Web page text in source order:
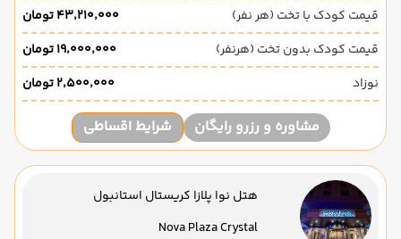
قیمت کودک با تخت (هر نفر)
۴۳٬۲۱۰٬۰۰۰ تومان
قیمت کودک بدون تخت (هرنفر)
۱۹٬۰۰۰٬۰۰۰ تومان
نوزاد
۲٬۵۰۰٬۰۰۰ تومان
مشاوره و رزرو رایگان شرایط اقساطی
هتل نوا پلازا کریستال استانبول
Nova Plaza Crystal